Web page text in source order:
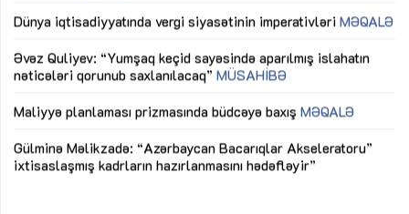
Dünya iqtisadiyyatında vergi siyasətinin imperativləri MƏQALƏ
Əvəz Quliyev: “Yumşaq keçid sayəsində aparılmış islahatın
nəticələri qorunub saxlanılacaq”MÜSAHİBƏ
Maliyyə planlaması prizmasında büdcəyə baxış MƏQALƏ
Gülminə Məlikzadə: “Azərbaycan Bacarıqlar Akseleratoru”
ixtisaslaşmış kadrların hazırlanmasını hədəfləyir”